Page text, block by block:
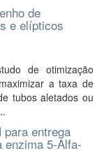
de
e elípticos
de otimização
a taxa de
tubos aletados ou
entrega
enzima 5-Alfa-